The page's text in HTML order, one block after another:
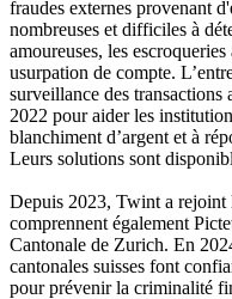
fraudes externes provenant
nombreuses et difficiles à
amoureuses, les
usurpation de compte.
surveillance des
2022 pour aider les
blanchiment d’argent et à
Leurs solutions sont
Depuis 2023, Twint a rejoint
comprennent également
Cantonale de Zurich. En
cantonales suisses font
pour prévenir la criminalité